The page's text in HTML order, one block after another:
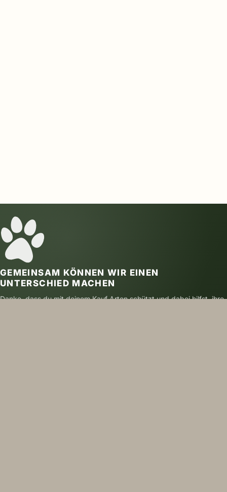
GEMEINSAM KÖNNEN WIR EINEN
UNTERSCHIED MACHEN
Danke, dass du mit deinem Kauf Arten schützt und dabei hilfst, ihre